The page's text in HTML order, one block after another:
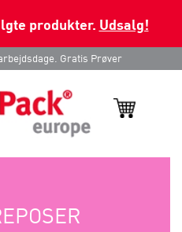
produkter. Udsalg!
Gratis Prøver